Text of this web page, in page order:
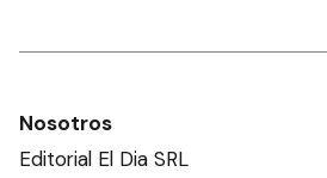
Nosotros
Editorial El Dia SRL